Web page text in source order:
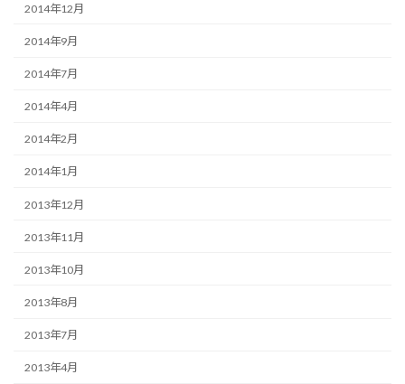
2014年12月
2014年9月
2014年7月
2014年4月
2014年2月
2014年1月
2013年12月
2013年11月
2013年10月
2013年8月
2013年7月
2013年4月